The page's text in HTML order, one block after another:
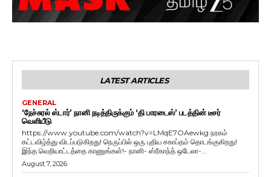
LATEST ARTICLES
GENERAL
‘நேச்சுரல் ஸ்டார்’ நானி நடித்திருக்கும் ‘தி பாரடைஸ்’ படத்தின் டீசர்
வெளியீடு
https://www.youtube.com/watch?v=LMqE7OAewkg நரகம்
கட்டவிழ்த்து விடப்படுகிறது! நெருப்பில் ஒரு புதிய சகாப்தம் தொடங்குகிறது!
இந்த வெறியாட்டத்தை காணுங்கள்!- நானி- ஸ்ரீகாந்த் ஒடேலா-...
August 7, 2026